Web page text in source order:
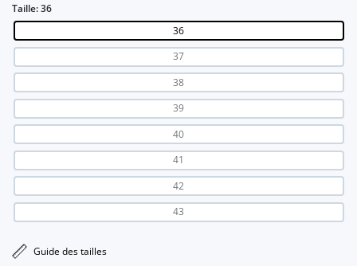
Taille:36
36
37
38
39
40
41
42
43
Guide des tailles